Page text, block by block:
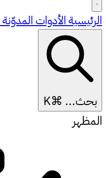
الرئيسيةالأدوات المدوّنة
بحث... ⌘K
المظهر